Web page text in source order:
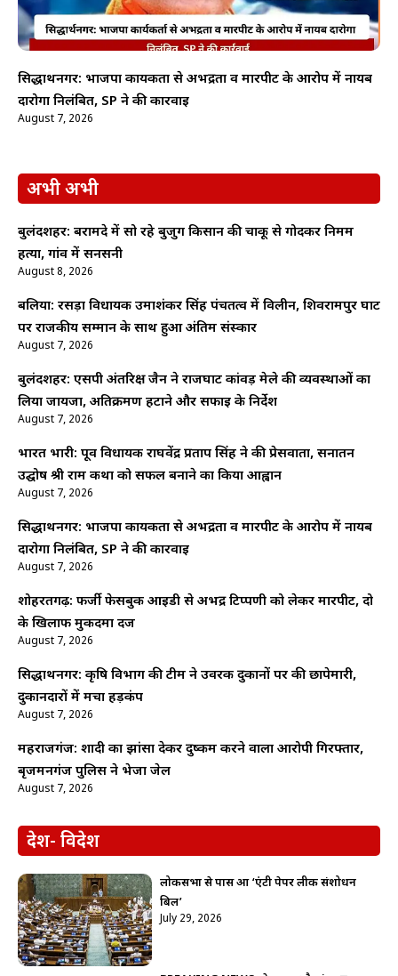
सिद्धार्थनगर: भाजपा कार्यकर्ता से अभद्रता व मारपीट के आरोप में नायब
दारोगा निलंबित, SP ने की कार्रवाई
August 7, 2026
अभी अभी
बुलंदशहर: बरामदे में सो रहे बुजुर्ग किसान की चाकू से गोदकर निर्मम
हत्या, गांव में सनसनी
August 8, 2026
बलिया: रसड़ा विधायक उमाशंकर सिंह पंचतत्व में विलीन, शिवरामपुर घाट
पर राजकीय सम्मान के साथ हुआ अंतिम संस्कार
August 7, 2026
बुलंदशहर: एसपी अंतरिक्ष जैन ने राजघाट कांवड़ मेले की व्यवस्थाओं का
लिया जायजा, अतिक्रमण हटाने और सफाई के निर्देश
August 7, 2026
भारत भारी: पूर्व विधायक राघवेंद्र प्रताप सिंह ने की प्रेसवार्ता, सनातन
उद्घोष श्री राम कथा को सफल बनाने का किया आह्वान
August 7, 2026
सिद्धार्थनगर: भाजपा कार्यकर्ता से अभद्रता व मारपीट के आरोप में नायब
दारोगा निलंबित, SP ने की कार्रवाई
August 7, 2026
शोहरतगढ़: फर्जी फेसबुक आईडी से अभद्र टिप्पणी को लेकर मारपीट, दो
के खिलाफ मुकदमा दर्ज
August 7, 2026
सिद्धार्थनगर: कृषि विभाग की टीम ने उर्वरक दुकानों पर की छापेमारी,
दुकानदारों में मचा हड़कंप
August 7, 2026
महराजगंज: शादी का झांसा देकर दुष्कर्म करने वाला आरोपी गिरफ्तार,
बृजमनगंज पुलिस ने भेजा जेल
August 7, 2026
देश- विदेश
लोकसभा से पास हुआ ‘एंटी पेपर लीक संशोधन
बिल’
July 29, 2026